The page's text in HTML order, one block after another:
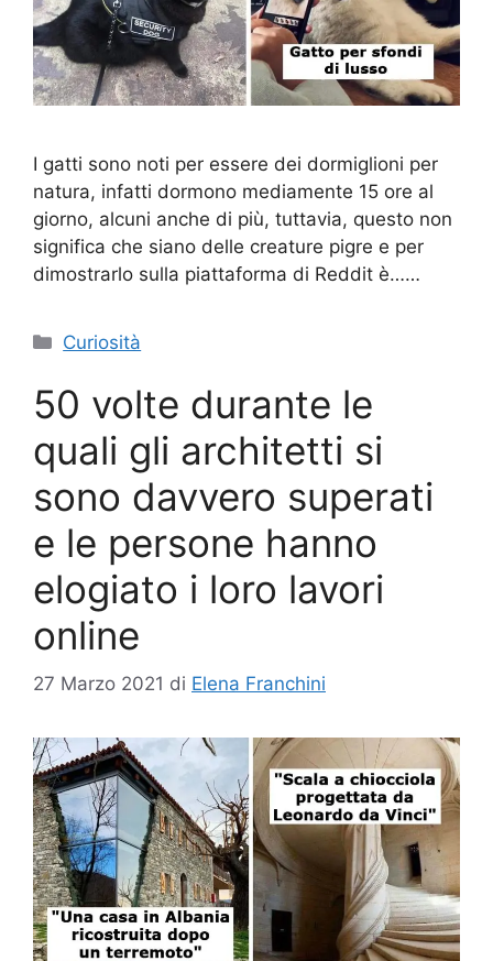
I gatti sono noti per essere dei dormiglioni per
natura, infatti dormono mediamente 15 ore al
giorno, alcuni anche di più, tuttavia, questo non
significa che siano delle creature pigre e per
dimostrarlo sulla piattaforma di Reddit è……
Categorie
Curiosità
50 volte durante le
quali gli architetti si
sono davvero superati
e le persone hanno
elogiato i loro lavori
online
27 Marzo 2021 di Elena Franchini